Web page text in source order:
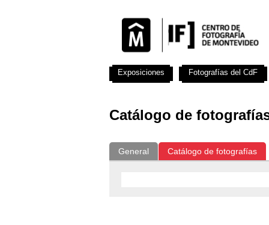
Catálogo de
General Catálogo de fotografías
Exposiciones Fotografías del CdF